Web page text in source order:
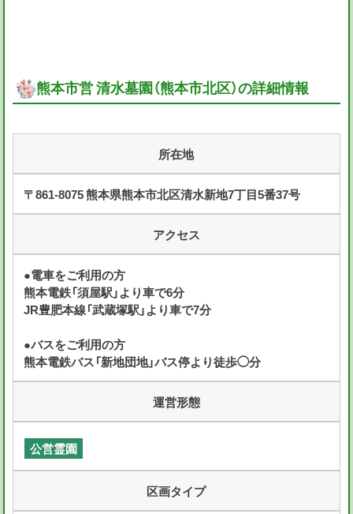
熊本市営 清水墓園（熊本市北区）の詳細情報
所在地
〒861-8075 熊本県熊本市北区清水新地7丁目5番37号
アクセス
●電車をご利用の方
熊本電鉄「須屋駅」より車で6分
JR豊肥本線「武蔵塚駅」より車で7分
●バスをご利用の方
熊本電鉄バス「新地団地」バス停より徒歩◯分
運営形態
公営霊園
区画タイプ